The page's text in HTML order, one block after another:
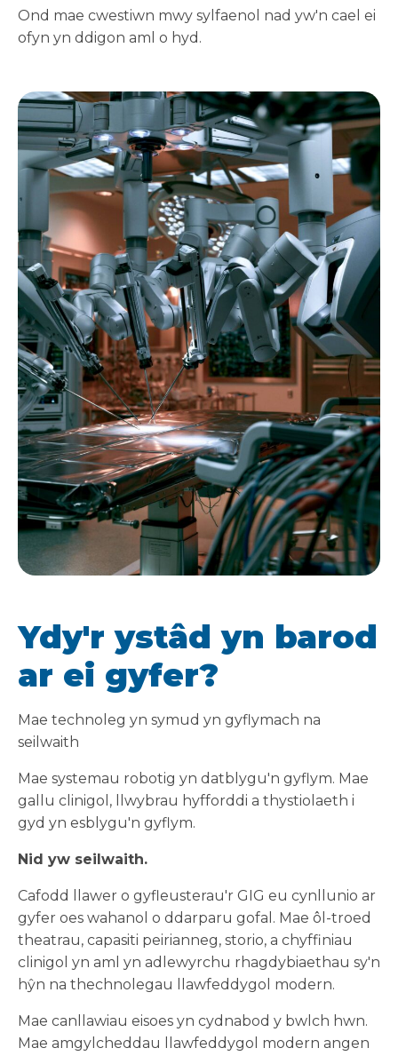
Ond mae cwestiwn mwy sylfaenol nad yw'n cael ei
ofyn yn ddigon aml o hyd.
Ydy'r ystâd yn barod
ar ei gyfer?
Mae technoleg yn symud yn gyflymach na
seilwaith
Mae systemau robotig yn datblygu'n gyflym. Mae
gallu clinigol, llwybrau hyfforddi a thystiolaeth i
gyd yn esblygu'n gyflym.
Nid yw seilwaith.
Cafodd llawer o gyfleusterau'r GIG eu cynllunio ar
gyfer oes wahanol o ddarparu gofal. Mae ôl-troed
theatrau, capasiti peirianneg, storio, a chyffiniau
clinigol yn aml yn adlewyrchu rhagdybiaethau sy'n
hŷn na thechnolegau llawfeddygol modern.
Mae canllawiau eisoes yn cydnabod y bwlch hwn.
Mae amgylcheddau llawfeddygol modern angen